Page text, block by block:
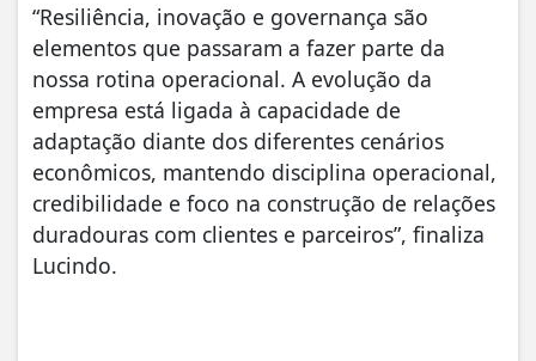
“Resiliência, inovação e governança são
elementos que passaram a fazer parte da
nossa rotina operacional. A evolução da
empresa está ligada à capacidade de
adaptação diante dos diferentes cenários
econômicos, mantendo disciplina operacional,
credibilidade e foco na construção de relações
duradouras com clientes e parceiros”, finaliza
Lucindo.